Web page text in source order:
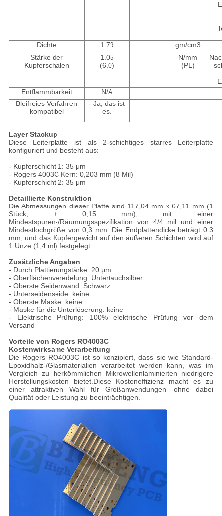
Dichte 1.79
gm/cm3
Stärke der
Kupferschalen
1.05
(6.0)
N/mm
(PL)
Entflammbarkeit
N/A
Bleifreies Verfahren
kompatibel
- Ja, das ist
es.
Layer Stackup
Diese Leiterplatte ist als 2-schichtiges starres Leiterplatte
konfiguriert und besteht aus:
- Kupferschicht 1: 35 μm
- Rogers 4003C Kern: 0,203 mm (8 Mil)
- Kupferschicht 2: 35 μm
Detaillierte Konstruktion
Die Abmessungen dieser Platte sind 117,04 mm x 67,11 mm (1
Stück, ± 0,15 mm), mit einer
Mindestspuren-/Räumungsspezifikation von 4/4 mil und einer
Mindestlochgröße von 0,3 mm. Die Endplattendicke beträgt 0.3
mm, und das Kupfergewicht auf den äußeren Schichten wird auf
1 Unze (1,4 ml) festgelegt.
Zusätzliche Angaben
- Durch Plattierungstärke: 20 μm
- Oberflächenveredelung: Untertauchsilber
- Oberste Seidenwand: Schwarz.
- Unterseidenseide: keine
- Oberste Maske: keine.
- Maske für die Unterlöserung: keine
- Elektrische Prüfung: 100% elektrische Prüfung vor dem
Versand
Vorteile von Rogers RO4003C
Kostenwirksame Verarbeitung
Die Rogers RO4003C ist so konzipiert, dass sie wie Standard-
Epoxidhalz-/Glasmaterialien verarbeitet werden kann, was im
Vergleich zu herkömmlichen Mikrowellenlaminierten niedrigere
Herstellungskosten bietet.Diese Kosteneffizienz macht es zu
einer attraktiven Wahl für Großanwendungen, ohne dabei
Qualität oder Leistung zu beeinträchtigen.